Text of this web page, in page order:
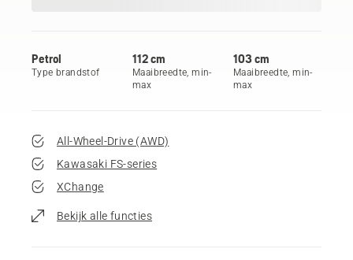
Petrol
Type brandstof
112 cm
Maaibreedte, min-
max
103 cm
Maaibreedte, min-
max
All-Wheel-Drive (AWD)
Kawasaki FS-series
XChange
Bekijk alle functies